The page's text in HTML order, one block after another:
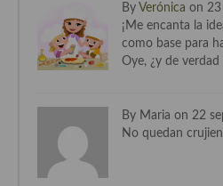
Cocina Irlanda
Cocina Italiana
Cocina Polaca
Cocina portuguesa
By Verónica on 23
¡Me encanta la
como base para
Oye, ¿y de
By Maria on 22
No quedan